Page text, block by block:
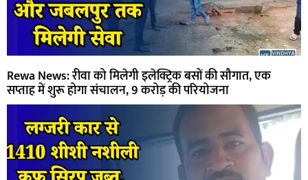
Rewa News: रीवा को मिलेगी इलेक्ट्रिक बसों की सौगात, एक
सप्ताह में शुरू होगा संचालन, 9 करोड़ की परियोजना